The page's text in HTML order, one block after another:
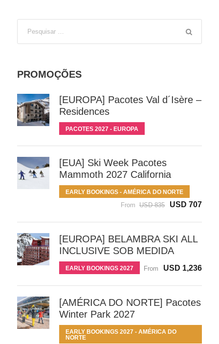
PROMOÇÕES
[EUROPA] Pacotes Val d´Isère –
Residences
PACOTES 2027 - EUROPA
[EUA] Ski Week Pacotes
Mammoth 2027 California
EARLY BOOKINGS - AMÉRICA DO NORTE
From USD 835 USD 707
[EUROPA] BELAMBRA SKI ALL
INCLUSIVE SOB MEDIDA
EARLY BOOKINGS 2027 From USD 1,236
[AMÉRICA DO NORTE] Pacotes
Winter Park 2027
EARLY BOOKINGS 2027 - AMÉRICA DO
NORTE